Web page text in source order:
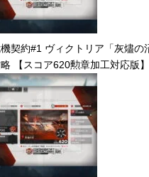
契約#1 ヴィクトリア「灰燼の
【スコア620勲章加工対応版】